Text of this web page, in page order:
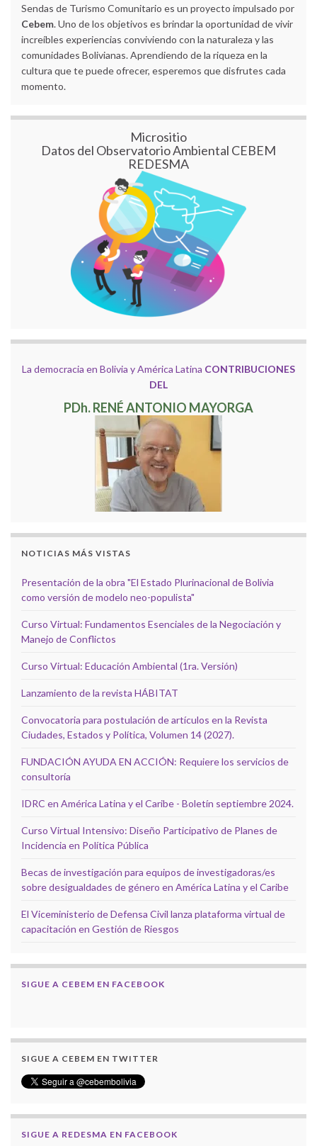
Sendas de Turismo Comunitario es un proyecto impulsado por
Cebem. Uno de los objetivos es brindar la oportunidad de vivir
increíbles experiencias conviviendo con la naturaleza y las
comunidades Bolivianas. Aprendiendo de la riqueza en la
cultura que te puede ofrecer, esperemos que disfrutes cada
momento.
Micrositio
Datos del Observatorio Ambiental CEBEM
REDESMA
La democracia en Bolivia y América Latina CONTRIBUCIONES
DEL
PDh. RENÉ ANTONIO MAYORGA
NOTICIAS MÁS VISTAS
Presentación de la obra "El Estado Plurinacional de Bolivia
como versión de modelo neo-populista"
Curso Virtual: Fundamentos Esenciales de la Negociación y
Manejo de Conflictos
Curso Virtual: Educación Ambiental (1ra. Versión)
Lanzamiento de la revista HÁBITAT
Convocatoria para postulación de artículos en la Revista
Ciudades, Estados y Política, Volumen 14 (2027).
FUNDACIÓN AYUDA EN ACCIÓN: Requiere los servicios de
consultoría
IDRC en América Latina y el Caribe - Boletín septiembre 2024.
Curso Virtual Intensivo: Diseño Participativo de Planes de
Incidencia en Política Pública
Becas de investigación para equipos de investigadoras/es
sobre desigualdades de género en América Latina y el Caribe
El Viceministerio de Defensa Civil lanza plataforma virtual de
capacitación en Gestión de Riesgos
SIGUE A CEBEM EN FACEBOOK
SIGUE A CEBEM EN TWITTER
SIGUE A REDESMA EN FACEBOOK